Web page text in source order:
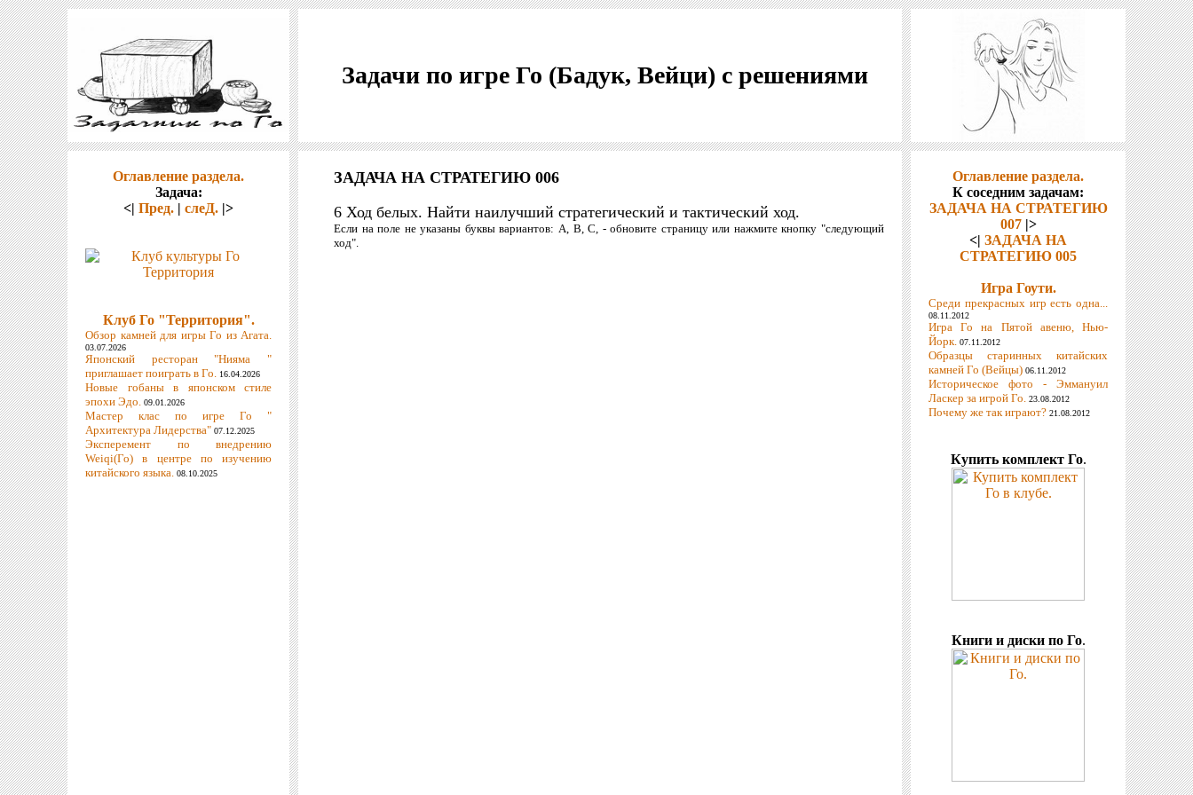
Задачи по игре Го (Бадук, Вейци) с решениями
Оглавление раздела.
Задача:
<| Пред. | слеД. |>
Клуб Го "Территория".
Обзор камней для игры Го из Агата.
03.07.2026
Японский ресторан "Нияма "
приглашает поиграть в Го. 16.04.2026
Новые гобаны в японском стиле
эпохи Эдо. 09.01.2026
Мастер клас по игре Го "
Архитектура Лидерства" 07.12.2025
Эксперемент по внедрению
Weiqi(Го) в центре по изучению
китайского языка. 08.10.2025
ЗАДАЧА НА СТРАТЕГИЮ 006
6 Ход белых. Найти наилучший стратегический и тактический ход.
Если на поле не указаны буквы вариантов: А, В, С, - обновите страницу или нажмите кнопку "следующий
ход".
Оглавление раздела.
К соседним задачам:
ЗАДАЧА НА СТРАТЕГИЮ
007|>
<| ЗАДАЧА НА
СТРАТЕГИЮ 005
Игра Гоути.
Среди прекрасных игр есть одна...
08.11.2012
Игра Го на Пятой авеню, Нью-
Йорк. 07.11.2012
Образцы старинных китайских
камней Го (Вейцы) 06.11.2012
Историческое фото - Эммануил
Ласкер за игрой Го. 23.08.2012
Почему же так играют? 21.08.2012
Купить комплект Го.
Книги и диски по Го.